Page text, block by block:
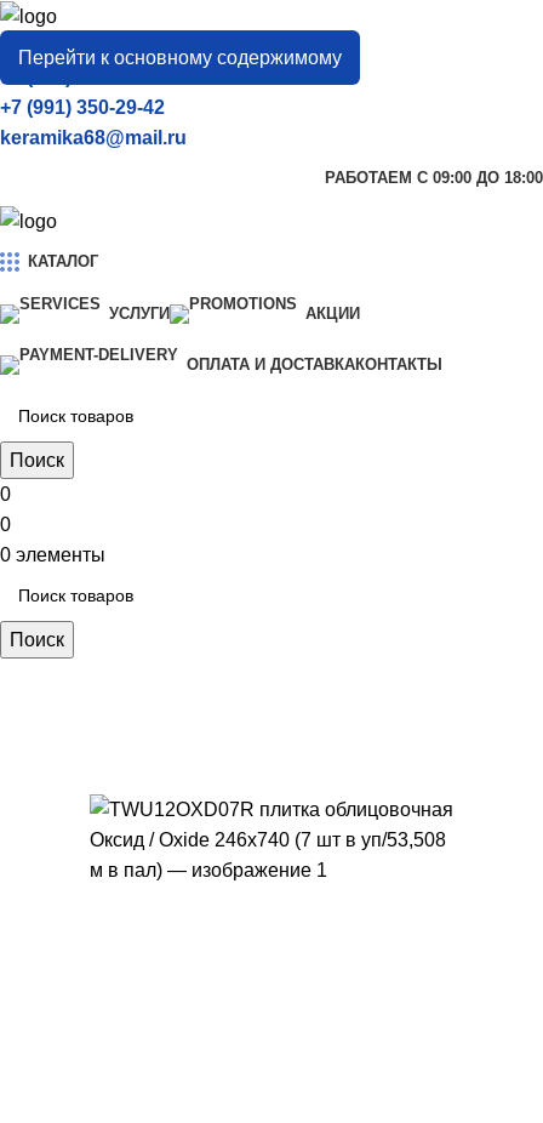
Перейти к основному содержимому
город
Тамбов
+7 (906) 657-33-54
+7 (991) 350-29-42
keramika68@mail.ru
РАБОТАЕМ С 09:00 ДО 18:00
КАТАЛОГ
УСЛУГИ АКЦИИ
ОПЛАТА И ДОСТАВКАКОНТАКТЫ
Поиск
0
0
0 элементы
Поиск